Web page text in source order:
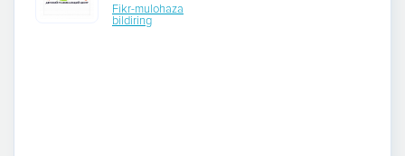
Fikr-mulohaza
bildiring